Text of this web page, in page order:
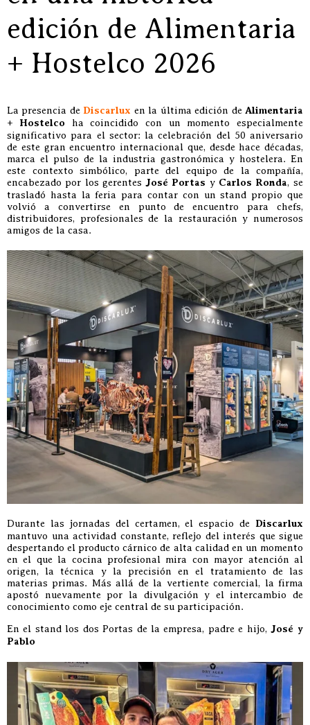
edición de Alimentaria
+ Hostelco 2026
La presencia de Discarlux en la última edición de Alimentaria
+ Hostelco ha coincidido con un momento especialmente
significativo para el sector: la celebración del 50 aniversario
de este gran encuentro internacional que, desde hace décadas,
marca el pulso de la industria gastronómica y hostelera. En
este contexto simbólico, parte del equipo de la compañía,
encabezado por los gerentes José Portas y Carlos Ronda, se
trasladó hasta la feria para contar con un stand propio que
volvió a convertirse en punto de encuentro para chefs,
distribuidores, profesionales de la restauración y numerosos
amigos de la casa.
Durante las jornadas del certamen, el espacio de Discarlux
mantuvo una actividad constante, reflejo del interés que sigue
despertando el producto cárnico de alta calidad en un momento
en el que la cocina profesional mira con mayor atención al
origen, la técnica y la precisión en el tratamiento de las
materias primas. Más allá de la vertiente comercial, la firma
apostó nuevamente por la divulgación y el intercambio de
conocimiento como eje central de su participación.
En el stand los dos Portas de la empresa, padre e hijo, José y
Pablo